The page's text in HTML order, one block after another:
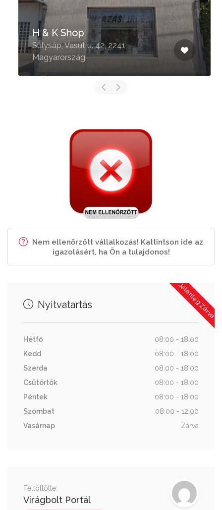
H & K Shop
Sülysáp, Vasút u. 42, 2241
Magyarország
Nem ellenőrzött vállalkozás! Kattintson ide az
igazolásért, ha Ön a tulajdonos!
Jelenleg Zárva
Nyitvatartás
Hétfő
08:00 - 18:00
Kedd
08:00 - 18:00
Szerda
08:00 - 18:00
Csütörtök
08:00 - 18:00
Péntek
08:00 - 18:00
Szombat
08:00 - 12:00
Vasárnap
Zárva
Feltöltötte:
Virágbolt Portál